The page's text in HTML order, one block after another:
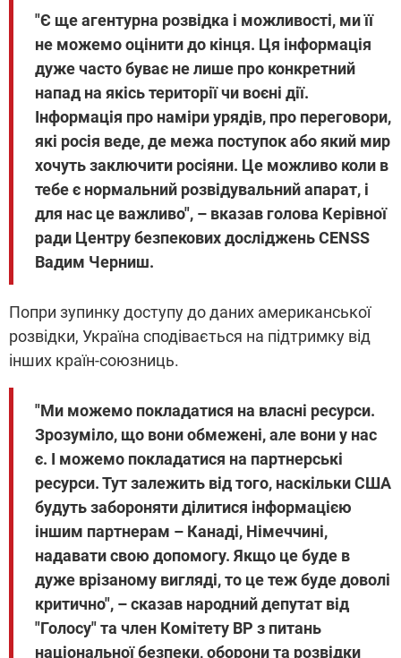
"Є ще агентурна розвідка і можливості, ми її
не можемо оцінити до кінця. Ця інформація
дуже часто буває не лише про конкретний
напад на якісь території чи воєні дії.
Інформація про наміри урядів, про переговори,
які росія веде, де межа поступок або який мир
хочуть заключити росіяни. Це можливо коли в
тебе є нормальний розвідувальний апарат, і
для нас це важливо", – вказав голова Керівної
ради Центру безпекових досліджень CENSS
Вадим Черниш.
Попри зупинку доступу до даних американської
розвідки, Україна сподівається на підтримку від
інших країн-союзниць.
"Ми можемо покладатися на власні ресурси.
Зрозуміло, що вони обмежені, але вони у нас
є. І можемо покладатися на партнерські
ресурси. Тут залежить від того, наскільки США
будуть забороняти ділитися інформацією
іншим партнерам – Канаді, Німеччині,
надавати свою допомогу. Якщо це буде в
дуже врізаному вигляді, то це теж буде доволі
критично", – сказав народний депутат від
"Голосу" та член Комітету ВР з питань
національної безпеки, оборони та розвідки